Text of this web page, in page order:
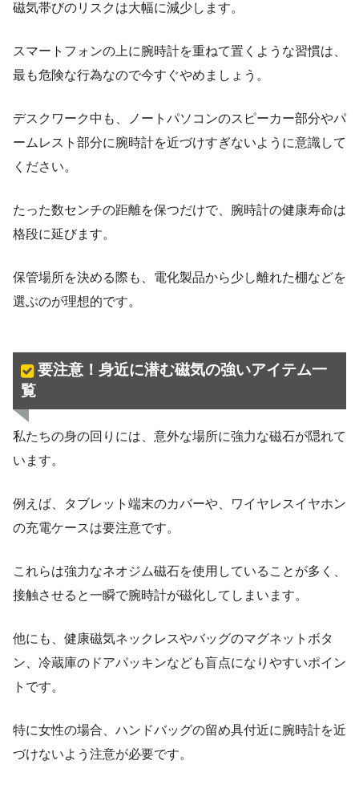
磁気帯びのリスクは大幅に減少します。
スマートフォンの上に腕時計を重ねて置くような習慣は、
最も危険な行為なので今すぐやめましょう。
デスクワーク中も、ノートパソコンのスピーカー部分やパ
ームレスト部分に腕時計を近づけすぎないように意識して
ください。
たった数センチの距離を保つだけで、腕時計の健康寿命は
格段に延びます。
保管場所を決める際も、電化製品から少し離れた棚などを
選ぶのが理想的です。
要注意！身近に潜む磁気の強いアイテム一
覧
私たちの身の回りには、意外な場所に強力な磁石が隠れて
います。
例えば、タブレット端末のカバーや、ワイヤレスイヤホン
の充電ケースは要注意です。
これらは強力なネオジム磁石を使用していることが多く、
接触させると一瞬で腕時計が磁化してしまいます。
他にも、健康磁気ネックレスやバッグのマグネットボタ
ン、冷蔵庫のドアパッキンなども盲点になりやすいポイン
トです。
特に女性の場合、ハンドバッグの留め具付近に腕時計を近
づけないよう注意が必要です。